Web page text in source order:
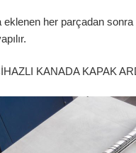
eklenen her parçadan sonra
KANADA KAPAK